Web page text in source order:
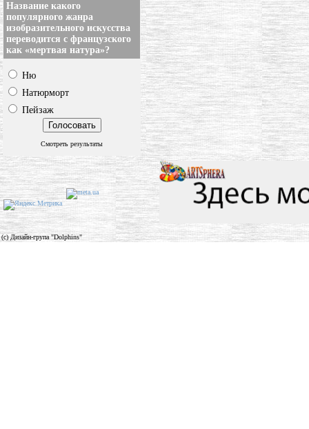
Название какого
популярного жанра
изобразительного искусства
переводится с французского
как «мертвая натура»?
Ню
Натюрморт
Пейзаж
Смотреть результаты
(c) Дизайн-група "Dolphins"